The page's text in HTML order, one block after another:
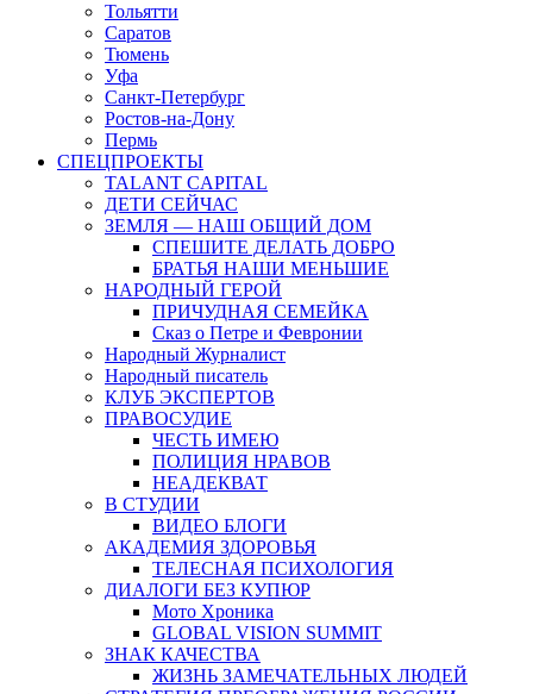
Тольятти
Саратов
Тюмень
Уфа
Санкт-Петербург
Ростов-на-Дону
Пермь
СПЕЦПРОЕКТЫ
TALANT CAPITAL
ДЕТИ СЕЙЧАС
ЗЕМЛЯ — НАШ ОБЩИЙ ДОМ
СПЕШИТЕ ДЕЛАТЬ ДОБРО
БРАТЬЯ НАШИ МЕНЬШИЕ
НАРОДНЫЙ ГЕРОЙ
ПРИЧУДНАЯ СЕМЕЙКА
Сказ о Петре и Февронии
Народный Журналист
Народный писатель
КЛУБ ЭКСПЕРТОВ
ПРАВОСУДИЕ
ЧЕСТЬ ИМЕЮ
ПОЛИЦИЯ НРАВОВ
НЕАДЕКВАТ
В СТУДИИ
ВИДЕО БЛОГИ
АКАДЕМИЯ ЗДОРОВЬЯ
ТЕЛЕСНАЯ ПСИХОЛОГИЯ
ДИАЛОГИ БЕЗ КУПЮР
Мото Хроника
GLOBAL VISION SUMMIT
ЗНАК КАЧЕСТВА
ЖИЗНЬ ЗАМЕЧАТЕЛЬНЫХ ЛЮДЕЙ